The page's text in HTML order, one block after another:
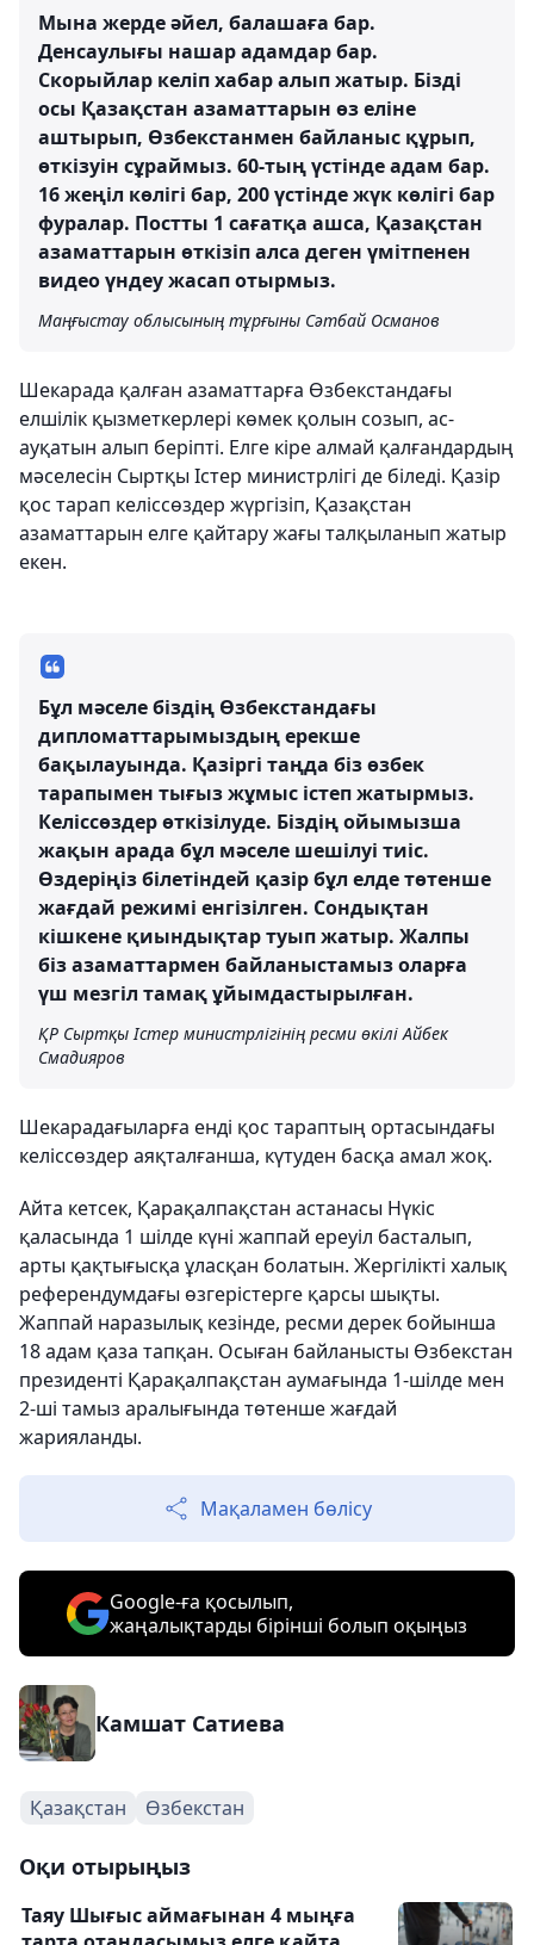
Мына жерде әйел, балашаға бар.
Денсаулығы нашар адамдар бар.
Скорыйлар келіп хабар алып жатыр. Бізді
осы Қазақстан азаматтарын өз еліне
аштырып, Өзбекстанмен байланыс құрып,
өткізуін сұраймыз. 60-тың үстінде адам бар.
16 жеңіл көлігі бар, 200 үстінде жүк көлігі бар
фуралар. Постты 1 сағатқа ашса, Қазақстан
азаматтарын өткізіп алса деген үмітпенен
видео үндеу жасап отырмыз.
Маңғыстау облысының тұрғыны Сәтбай Османов
Шекарада қалған азаматтарға Өзбекстандағы
елшілік қызметкерлері көмек қолын созып, ас-
ауқатын алып беріпті. Елге кіре алмай қалғандардың
мәселесін Сыртқы Істер министрлігі де біледі. Қазір
қос тарап келіссөздер жүргізіп, Қазақстан
азаматтарын елге қайтару жағы талқыланып жатыр
екен.
Бұл мәселе біздің Өзбекстандағы
дипломаттарымыздың ерекше
бақылауында. Қазіргі таңда біз өзбек
тарапымен тығыз жұмыс істеп жатырмыз.
Келіссөздер өткізілуде. Біздің ойымызша
жақын арада бұл мәселе шешілуі тиіс.
Өздеріңіз білетіндей қазір бұл елде төтенше
жағдай режимі енгізілген. Сондықтан
кішкене қиындықтар туып жатыр. Жалпы
біз азаматтармен байланыстамыз оларға
үш мезгіл тамақ ұйымдастырылған.
ҚР Сыртқы Істер министрлігінің ресми өкілі Айбек
Смадияров
Шекарадағыларға енді қос тараптың ортасындағы
келіссөздер аяқталғанша, күтуден басқа амал жоқ.
Айта кетсек, Қарақалпақстан астанасы Нүкіс
қаласында 1 шілде күні жаппай ереуіл басталып,
арты қақтығысқа ұласқан болатын. Жергілікті халық
референдумдағы өзгерістерге қарсы шықты.
Жаппай наразылық кезінде, ресми дерек бойынша
18 адам қаза тапқан. Осыған байланысты Өзбекстан
президенті Қарақалпақстан аумағында 1-шілде мен
2-ші тамыз аралығында төтенше жағдай
жарияланды.
Мақаламен бөлісу
Google-ға қосылып,
жаңалықтарды бірінші болып оқыңыз
Камшат Сатиева
Қазақстан Өзбекстан
Оқи отырыңыз
Таяу Шығыс аймағынан 4 мыңға